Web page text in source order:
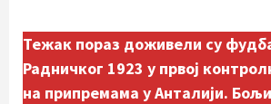
Тежак пораз доживели су
Радничког 1923 у првој
на припремама у Анталији.